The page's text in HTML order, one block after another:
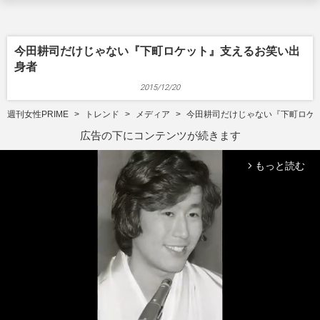
今田耕司だけじゃない『下町ロケット』支えるお笑い出
身者
2015/12/20
週刊女性PRIME トレンド メディア 今田耕司だけじゃない『下町ロケ
広告の下にコンテンツが続きます
arrow_forward_ios もっと読む